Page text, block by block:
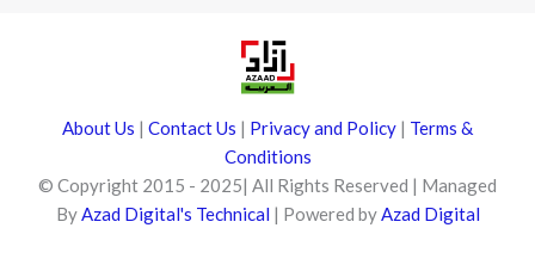
About Us | Contact Us | Privacy and Policy | Terms &
Conditions
© Copyright 2015 - 2025| All Rights Reserved | Managed
ByAzad Digital's Technical | Powered byAzad Digital